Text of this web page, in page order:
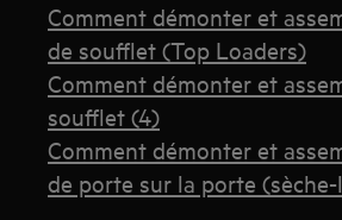
Comment démonter et
de soufflet (Top Loaders)
Comment démonter et
soufflet (4)
Comment démonter et
de porte sur la porte